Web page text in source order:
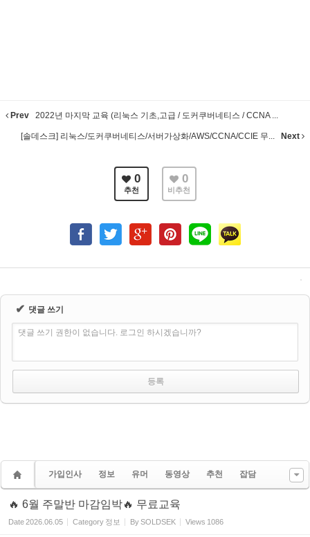
Prev 2022년 마지막 교육 (리눅스 기초,고급 / 도커쿠버네티스 / CCNA ...
[솔데스크] 리눅스/도커쿠버네티스/서버가상화/AWS/CCNA/CCIE 무... Next
0
추천
0
비추천
✔ 댓글 쓰기
댓글 쓰기 권한이 없습니다. 로그인 하시겠습니까?
가입인사 정보 유머 동영상 추천 잡담
🔥 6월 주말반 마감임박🔥 무료교육
Date2026.06.05 Category 정보 BySOLDSEK Views 1086